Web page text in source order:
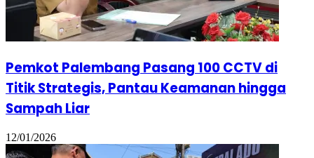
Pemkot Palembang Pasang 100 CCTV di
Titik Strategis, Pantau Keamanan hingga
Sampah Liar
12/01/2026